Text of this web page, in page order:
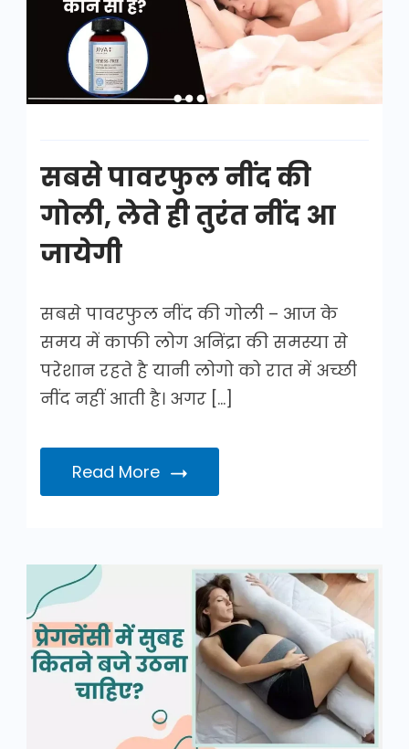
सबसे पावरफुल नींद की
गोली, लेते ही तुरंत नींद आ
जायेगी
सबसे पावरफुल नींद की गोली – आज के
समय में काफी लोग अनिंद्रा की समस्या से
परेशान रहते है यानी लोगो को रात में अच्छी
नींद नहीं आती है। अगर […]
Read More
प्रेगनेंसी
में
सुबह
कितने